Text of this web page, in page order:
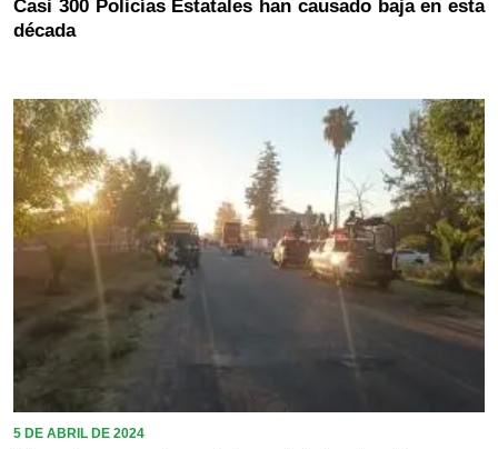
Casi 300 Policías Estatales han causado baja en esta
década
5 DE ABRIL DE 2024